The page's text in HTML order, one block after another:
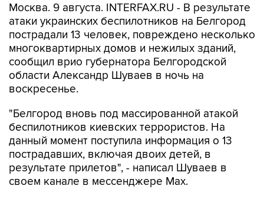
Москва. 9 августа. INTERFAX.RU - В результате
атаки украинских беспилотников на Белгород
пострадали 13 человек, повреждено несколько
многоквартирных домов и нежилых зданий,
сообщил врио губернатора Белгородской
области Александр Шуваев в ночь на
воскресенье.
"Белгород вновь под массированной атакой
беспилотников киевских террористов. На
данный момент поступила информация о 13
пострадавших, включая двоих детей, в
результате прилетов", - написал Шуваев в
своем канале в мессенджере Max.